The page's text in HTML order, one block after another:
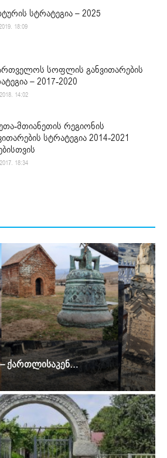
სტრატეგია – 2025
18:09
სოფლის განვითარების
– 2017-2020
14:02
მთიანეთის რეგიონის
სტრატეგია 2014-2021
18:34
ქართლისაკენ…